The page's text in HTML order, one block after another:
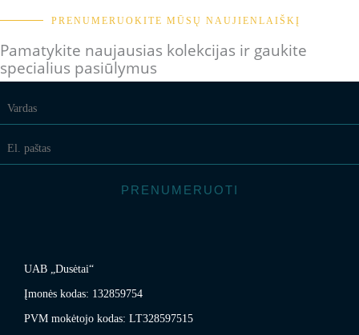
PRENUMERUOKITE MŪSŲ NAUJIENLAIŠKĮ
Pamatykite naujausias kolekcijas ir gaukite
specialius pasiūlymus
PRENUMERUOTI
UAB „Dusėtai“
Įmonės kodas: 132859754
PVM mokėtojo kodas: LT328597515